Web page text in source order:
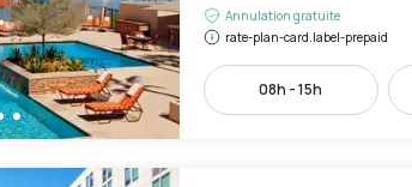
Annulation gratuite
rate-plan-card.label-prepaid
08h - 15h